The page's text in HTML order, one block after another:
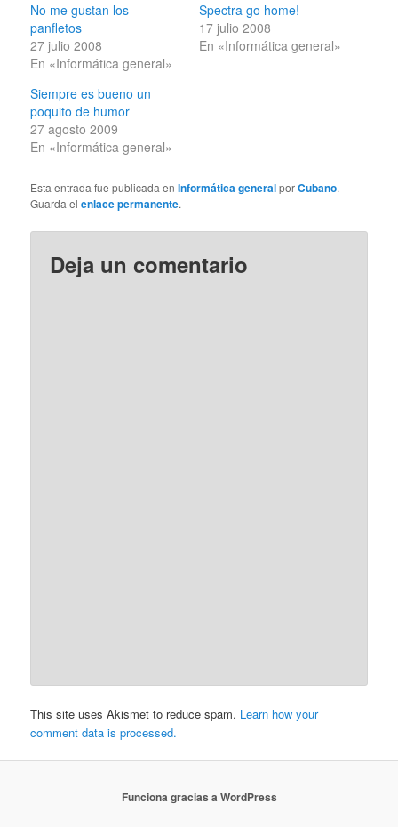
No me gustan los
panfletos
27 julio 2008
En «Informática general»
Spectra go home!
17 julio 2008
En «Informática general»
Siempre es bueno un
poquito de humor
27 agosto 2009
En «Informática general»
Esta entrada fue publicada enInformática generalporCubano.
Guarda elenlace permanente.
Deja un comentario
This site uses Akismet to reduce spam. Learn how your
comment data is processed.
Funciona gracias a WordPress